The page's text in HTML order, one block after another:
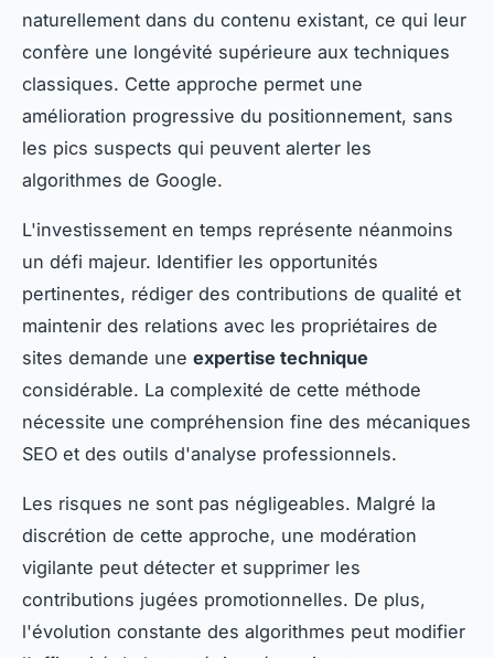
naturellement dans du contenu existant, ce qui leur
confère une longévité supérieure aux techniques
classiques. Cette approche permet une
amélioration progressive du positionnement, sans
les pics suspects qui peuvent alerter les
algorithmes de Google.
L'investissement en temps représente néanmoins
un défi majeur. Identifier les opportunités
pertinentes, rédiger des contributions de qualité et
maintenir des relations avec les propriétaires de
sites demande une expertise technique
considérable. La complexité de cette méthode
nécessite une compréhension fine des mécaniques
SEO et des outils d'analyse professionnels.
Les risques ne sont pas négligeables. Malgré la
discrétion de cette approche, une modération
vigilante peut détecter et supprimer les
contributions jugées promotionnelles. De plus,
l'évolution constante des algorithmes peut modifier